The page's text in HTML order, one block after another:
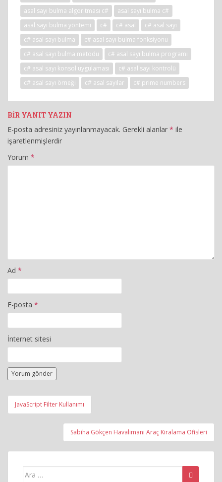
asal sayı bulma algoritması c#
asal sayı bulma c#
asal sayı bulma yöntemi
c# c# asal
c# asal sayı
c# asal sayı bulma
c# asal sayı bulma fonksiyonu
c# asal sayı bulma metodu
c# asal sayı bulma programı
c# asal sayı konsol uygulaması
c# asal sayı kontrolü
c# asal sayı örneği
c# asal sayılar c# prime numbers
BIR YANIT YAZIN
E-posta adresiniz yayınlanmayacak. Gerekli alanlar * ile
işaretlenmişlerdir
Yorum *
Ad *
E-posta *
İnternet sitesi
Yazı
gezinmesi
JavaScript Filter Kullanımı
Sabiha Gökçen Havalimanı Araç Kiralama Ofisleri
Arama